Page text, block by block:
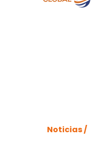
Noticias /